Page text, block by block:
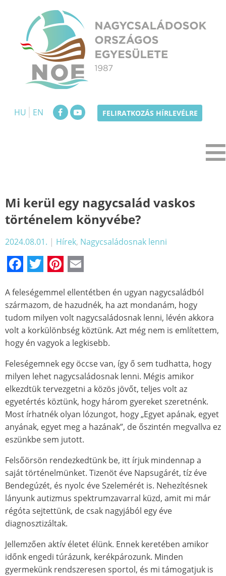
content
HU
EN FELIRATKOZÁS HÍRLEVÉLRE
Mi kerül egy nagycsalád vaskos
történelem könyvébe?
2024.08.01. | Hírek, Nagycsaládosnak lenni
Facebook
TwitterPinterest
A feleségemmel ellentétben én ugyan nagycsaládból
származom, de hazudnék, ha azt mondanám, hogy
tudom milyen volt nagycsaládosnak lenni, lévén akkora
volt a korkülönbség köztünk. Azt még nem is említettem,
hogy én vagyok a legkisebb.
Feleségemnek egy öccse van, így ő sem tudhatta, hogy
milyen lehet nagycsaládosnak lenni. Mégis amikor
elkezdtük tervezgetni a közös jövőt, teljes volt az
egyetértés köztünk, hogy három gyereket szeretnénk.
Most írhatnék olyan lózungot, hogy „Egyet apának, egyet
anyának, egyet meg a hazának”, de őszintén megvallva ez
eszünkbe sem jutott.
Felsőörsön rendezkedtünk be, itt írjuk mindennap a
saját történelmünket. Tizenöt éve Napsugárét, tíz éve
Bendegúzét, és nyolc éve Szelemérét is. Nehezítésnek
lányunk autizmus spektrumzavarral küzd, amit mi már
régóta sejtettünk, de csak nagyjából egy éve
diagnosztizáltak.
Jellemzően aktív életet élünk. Ennek keretében amikor
időnk engedi túrázunk, kerékpározunk. Minden
gyermekünk rendszeresen sportol, és mi támogatjuk is